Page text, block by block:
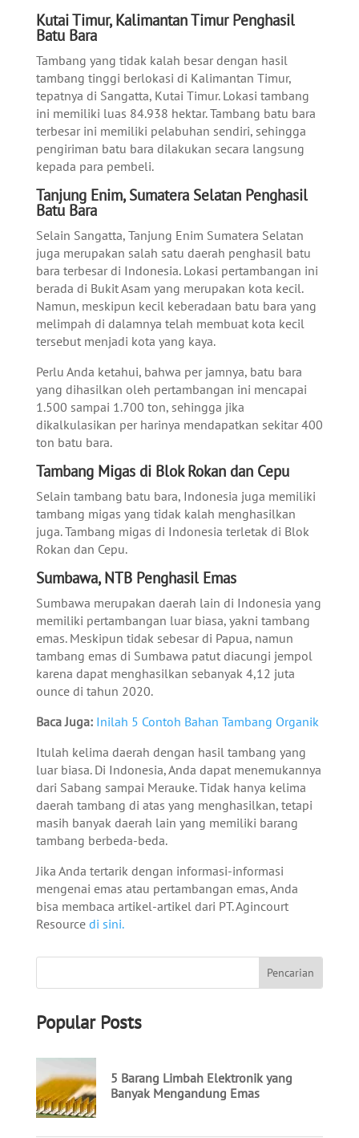
Kutai Timur, Kalimantan Timur Penghasil
Batu Bara
Tambang yang tidak kalah besar dengan hasil
tambang tinggi berlokasi di Kalimantan Timur,
tepatnya di Sangatta, Kutai Timur. Lokasi tambang
ini memiliki luas 84.938 hektar. Tambang batu bara
terbesar ini memiliki pelabuhan sendiri, sehingga
pengiriman batu bara dilakukan secara langsung
kepada para pembeli.
Tanjung Enim, Sumatera Selatan Penghasil
Batu Bara
Selain Sangatta, Tanjung Enim Sumatera Selatan
juga merupakan salah satu daerah penghasil batu
bara terbesar di Indonesia. Lokasi pertambangan ini
berada di Bukit Asam yang merupakan kota kecil.
Namun, meskipun kecil keberadaan batu bara yang
melimpah di dalamnya telah membuat kota kecil
tersebut menjadi kota yang kaya.
Perlu Anda ketahui, bahwa per jamnya, batu bara
yang dihasilkan oleh pertambangan ini mencapai
1.500 sampai 1.700 ton, sehingga jika
dikalkulasikan per harinya mendapatkan sekitar 400
ton batu bara.
Tambang Migas di Blok Rokan dan Cepu
Selain tambang batu bara, Indonesia juga memiliki
tambang migas yang tidak kalah menghasilkan
juga. Tambang migas di Indonesia terletak di Blok
Rokan dan Cepu.
Sumbawa, NTB Penghasil Emas
Sumbawa merupakan daerah lain di Indonesia yang
memiliki pertambangan luar biasa, yakni tambang
emas. Meskipun tidak sebesar di Papua, namun
tambang emas di Sumbawa patut diacungi jempol
karena dapat menghasilkan sebanyak 4,12 juta
ounce di tahun 2020.
Baca Juga: Inilah 5 Contoh Bahan Tambang Organik
Itulah kelima daerah dengan hasil tambang yang
luar biasa. Di Indonesia, Anda dapat menemukannya
dari Sabang sampai Merauke. Tidak hanya kelima
daerah tambang di atas yang menghasilkan, tetapi
masih banyak daerah lain yang memiliki barang
tambang berbeda-beda.
Jika Anda tertarik dengan informasi-informasi
mengenai emas atau pertambangan emas, Anda
bisa membaca artikel-artikel dari PT. Agincourt
Resource di sini.
Popular Posts